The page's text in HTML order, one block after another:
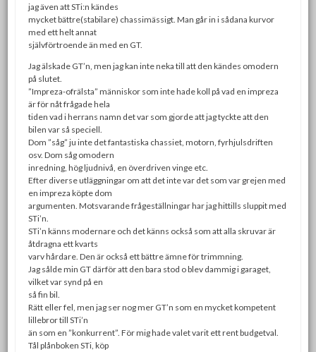
jag även att STi:n kändes
mycket bättre(stabilare) chassimässigt. Man går in i sådana kurvor
med ett helt annat
självförtroende än med en GT.
Jag älskade GT’n, men jag kan inte neka till att den kändes omodern
på slutet.
”Impreza-ofrälsta” människor som inte hade koll på vad en impreza
är för nåt frågade hela
tiden vad i herrans namn det var som gjorde att jag tyckte att den
bilen var så speciell.
Dom ”såg” ju inte det fantastiska chassiet, motorn, fyrhjulsdriften
osv. Dom såg omodern
inredning, hög ljudnivå, en överdriven vinge etc.
Efter diverse utläggningar om att det inte var det som var grejen med
en impreza köpte dom
argumenten. Motsvarande frågeställningar har jag hittills sluppit med
STi’n.
STi’n känns modernare och det känns också som att alla skruvar är
åtdragna ett kvarts
varv hårdare. Den är också ett bättre ämne för trimmning.
Jag sålde min GT därför att den bara stod o blev dammig i garaget,
vilket var synd på en
så fin bil.
Rätt eller fel, men jag ser nog mer GT’n som en mycket kompetent
lillebror till STi’n
än som en ”konkurrent”. För mig hade valet varit ett rent budgetval.
Tål plånboken STi, köp